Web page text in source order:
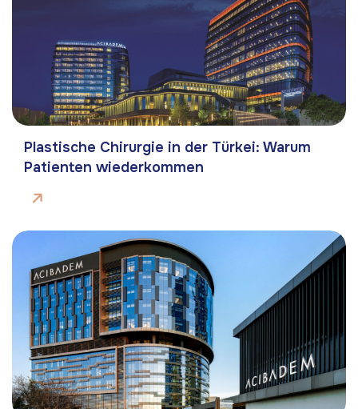
Plastische Chirurgie in der Türkei: Warum
Patienten wiederkommen